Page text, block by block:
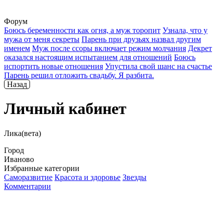
Форум
Боюсь беременности как огня, а муж торопит Узнала, что у
мужа от меня секреты Парень при друзьях назвал другим
именем Муж после ссоры включает режим молчания Декрет
оказался настоящим испытанием для отношений Боюсь
испортить новые отношения Упустила свой шанс на счастье
Парень решил отложить свадьбу. Я разбита.
Назад
Личный кабинет
Лика(вета)
Город
Иваново
Избранные категории
Саморазвитие Красота и здоровье Звезды
Комментарии